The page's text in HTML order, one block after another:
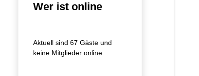
Wer ist online
Aktuell sind 67 Gäste und
keine Mitglieder online